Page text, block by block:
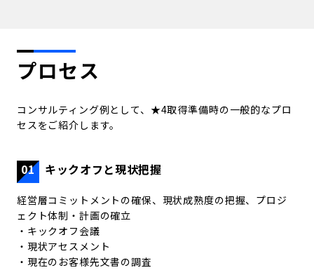
プロセス
コンサルティング例として、★4取得準備時の一般的なプロ
セスをご紹介します。
01 キックオフと現状把握
経営層コミットメントの確保、現状成熟度の把握、プロジ
ェクト体制・計画の確立
・キックオフ会議
・現状アセスメント
・現在のお客様先文書の調査